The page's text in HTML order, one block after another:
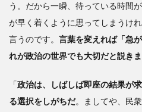
う。だから一瞬、待っている時間
が早く着くように思ってしまうけ
言うのです。 言葉を変えれば「急
れが政治の世界でも大切だと説きま
「政治は、しばしば即座の結果が
る選択をしがちだ。ましてや、民